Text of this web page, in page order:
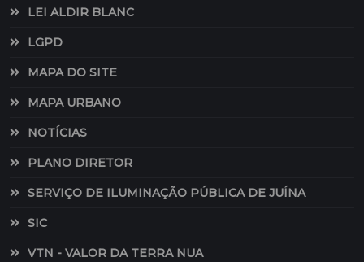
LEI ALDIR BLANC
LGPD
MAPA DO SITE
MAPA URBANO
NOTÍCIAS
PLANO DIRETOR
SERVIÇO DE ILUMINAÇÃO PÚBLICA DE JUÍNA
SIC
VTN - VALOR DA TERRA NUA